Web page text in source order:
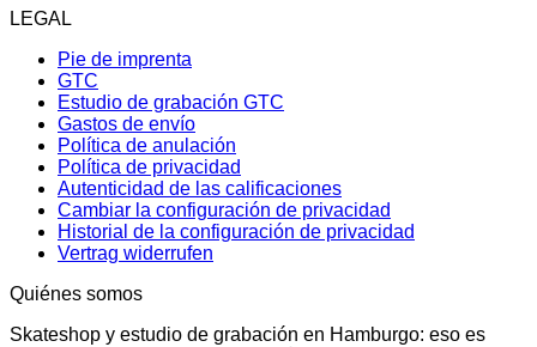
LEGAL
Pie de imprenta
GTC
Estudio de grabación GTC
Gastos de envío
Política de anulación
Política de privacidad
Autenticidad de las calificaciones
Cambiar la configuración de privacidad
Historial de la configuración de privacidad
Vertrag widerrufen
Quiénes somos
Skateshop y estudio de grabación en Hamburgo: eso es